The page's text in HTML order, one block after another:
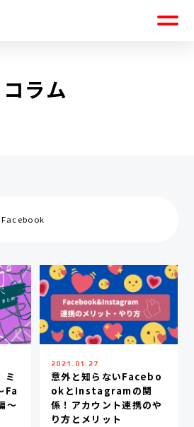
コラム
Facebook
ミ
Fa
〜
2021.01.27
意外と知らないFacebo
okとInstagramの関
係！アカウント連携のや
り方とメリット